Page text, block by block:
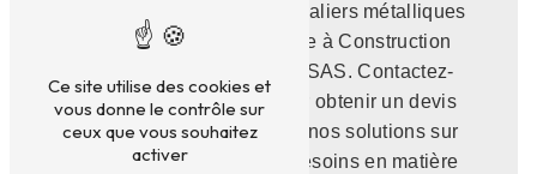
Pour tous vos projets d'escaliers métalliques
à Pontivy, faites confiance à Construction
Métalliques Pierre Gallic SAS. Contactez-
nous dès maintenant pour obtenir un devis
personnalisé et découvrir nos solutions sur
mesure adaptées à vos besoins en matière
Ce site utilise des cookies et
vous donne le contrôle sur
ceux que vous souhaitez
activer